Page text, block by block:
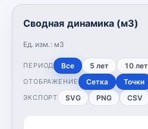
Сводная динамика (м3)
Ед. изм.: м3
ПЕРИОД Все 5 лет 10 лет
ОТОБРАЖЕНИЕ Сетка Точки
ЭКСПОРТ SVG PNG CSV